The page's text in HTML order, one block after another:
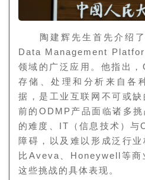
陶建辉先生首先介绍
Data Management
领域的广泛应用。他指出，
存储、处理和分析来自各
据，是工业互联网不可或
前的ODMP产品面临诸多
的难度、IT（信息技术）与
障碍，以及难以形成泛行
比Aveva、Honeywell等商
这些挑战的具体表现。